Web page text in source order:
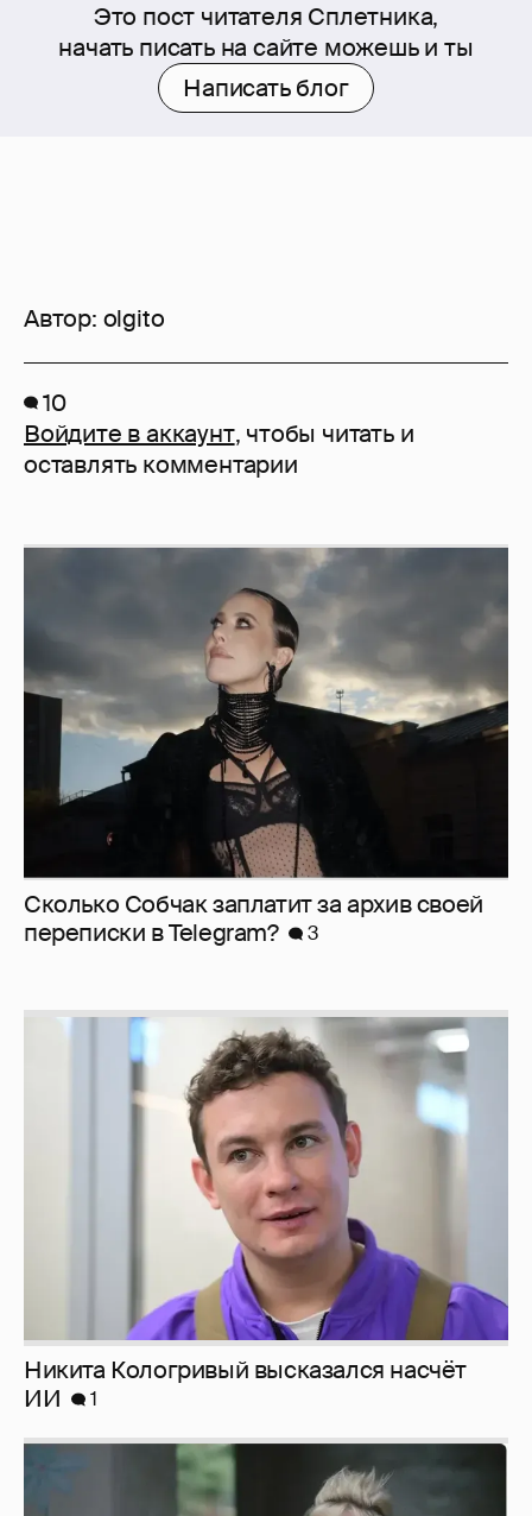
Это пост читателя Сплетника,
начать писать на сайте можешь и ты
Написать блог
Автор: olgito
10
Войдите в аккаунт, чтобы читать и
оставлять комментарии
Сколько Собчак заплатит за архив своей
перeписки в Telegram?
3
Никита Кологривый высказался насчёт
ИИ
1